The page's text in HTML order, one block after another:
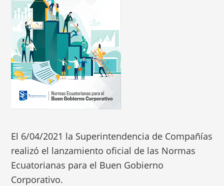
El 6/04/2021 la Superintendencia de Compañías
realizó el lanzamiento oficial de las Normas
Ecuatorianas para el Buen Gobierno
Corporativo.